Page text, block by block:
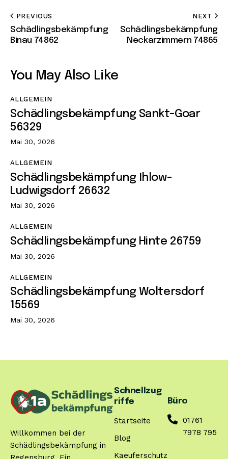
PREVIOUS
Schädlingsbekämpfung
Binau 74862
NEXT
Schädlingsbekämpfung
Neckarzimmern 74865
You May Also Like
ALLGEMEIN
Schädlingsbekämpfung Sankt-Goar
56329
Mai 30, 2026
ALLGEMEIN
Schädlingsbekämpfung Ihlow-
Ludwigsdorf 26632
Mai 30, 2026
ALLGEMEIN
Schädlingsbekämpfung Hinte 26759
Mai 30, 2026
ALLGEMEIN
Schädlingsbekämpfung Woltersdorf
15569
Mai 30, 2026
Willkommen bei der
Schädlingsbekämpfung in
Schnellzug
riffe
Startseite
Blog
Kaeuferschutz
Büro
01761
7978 795